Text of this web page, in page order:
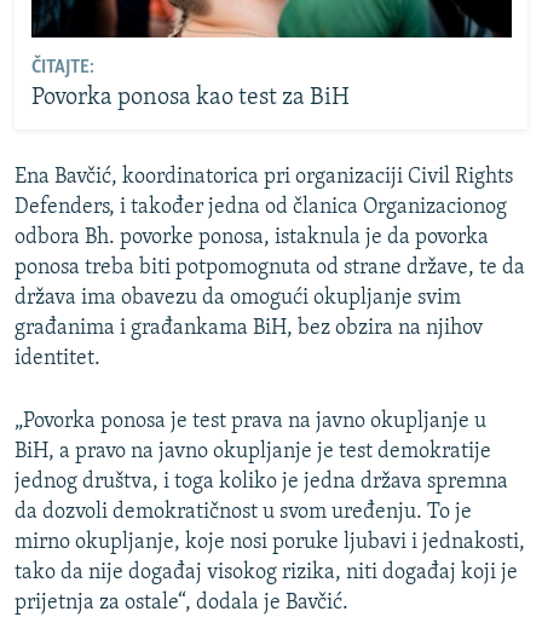
ČITAJTE:
Povorka ponosa kao test za BiH
Ena Bavčić, koordinatorica pri organizaciji Civil Rights
Defenders, i također jedna od članica Organizacionog
odbora Bh. povorke ponosa, istaknula je da povorka
ponosa treba biti potpomognuta od strane države, te da
država ima obavezu da omogući okupljanje svim
građanima i građankama BiH, bez obzira na njihov
identitet.
„Povorka ponosa je test prava na javno okupljanje u
BiH, a pravo na javno okupljanje je test demokratije
jednog društva, i toga koliko je jedna država spremna
da dozvoli demokratičnost u svom uređenju. To je
mirno okupljanje, koje nosi poruke ljubavi i jednakosti,
tako da nije događaj visokog rizika, niti događaj koji je
prijetnja za ostale“, dodala je Bavčić.